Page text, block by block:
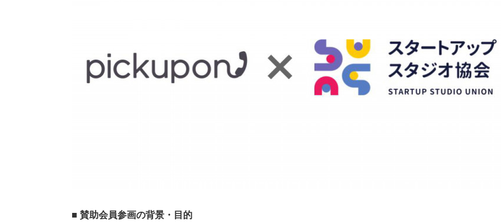
■ 賛助会員参画の背景・目的